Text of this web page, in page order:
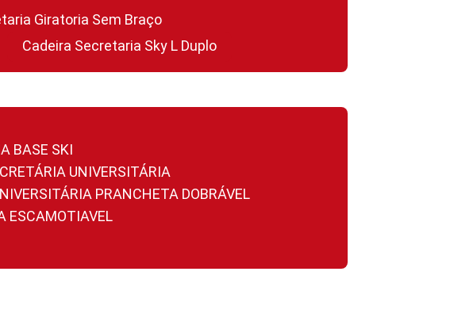
Giratoria Sem Braço
Cadeira Secretaria Sky L Duplo
BASE SKI
UNIVERSITÁRIA
PRANCHETA DOBRÁVEL
ESCAMOTIAVEL